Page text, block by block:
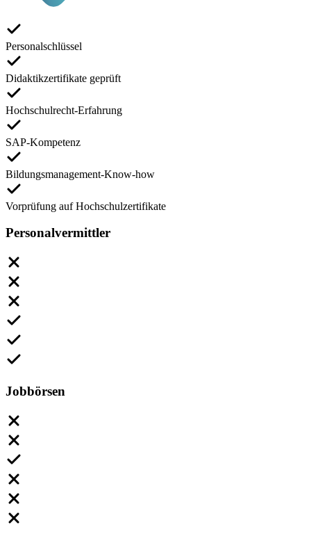
Personalschlüssel
Didaktikzertifikate geprüft
Hochschulrecht-Erfahrung
SAP-Kompetenz
Bildungsmanagement-Know-how
Vorprüfung auf Hochschulzertifikate
Personalvermittler
Jobbörsen